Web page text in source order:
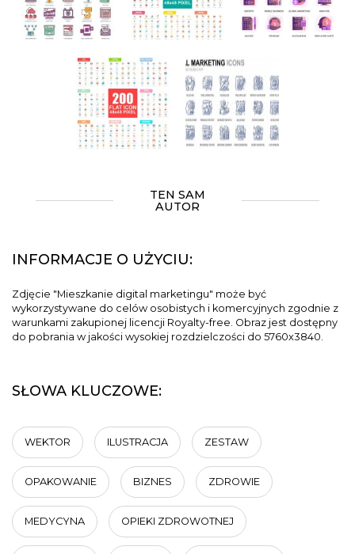
TEN SAM
AUTOR
INFORMACJE O UŻYCIU:
Zdjęcie "Mieszkanie digital marketingu" może być
wykorzystywane do celów osobistych i komercyjnych zgodnie z
warunkami zakupionej licencji Royalty-free. Obraz jest dostępny
do pobrania w jakości wysokiej rozdzielczości do 5760x3840.
SŁOWA KLUCZOWE:
WEKTOR ILUSTRACJA ZESTAW
OPAKOWANIE BIZNES ZDROWIE
MEDYCYNA OPIEKI ZDROWOTNEJ